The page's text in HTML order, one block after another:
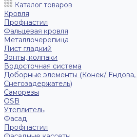
Каталог товаров
Кровля
Профнастил
Фальцевая кровля
Металлочерепица
Лист гладкий
Зонты, колпаки
Водосточная система
Доборные элементы (Конек/ Ендова,
Снегозадержатель)
Саморезы
ОSB
Утеплитель
Фасад
Профнастил